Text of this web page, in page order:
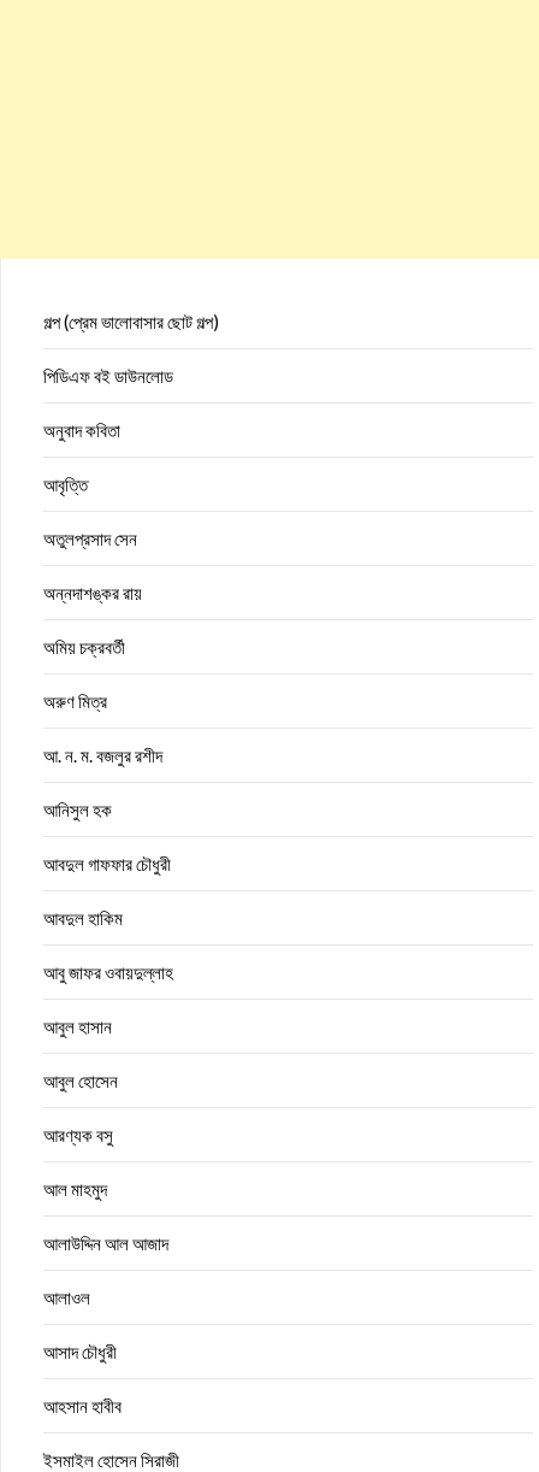
গল্প (প্রেম ভালোবাসার ছোট গল্প)
পিডিএফ বই ডাউনলোড
অনুবাদ কবিতা
আবৃত্তি
অতুলপ্রসাদ সেন
অন্নদাশঙ্কর রায়
অমিয় চক্রবর্তী
অরুণ মিত্র
আ. ন. ম. বজলুর রশীদ
আনিসুল হক
আবদুল গাফফার চৌধুরী
আবদুল হাকিম
আবু জাফর ওবায়দুল্লাহ
আবুল হাসান
আবুল হোসেন
আরণ্যক বসু
আল মাহমুদ
আলাউদ্দিন আল আজাদ
আলাওল
আসাদ চৌধুরী
আহসান হাবীব
ইসমাইল হোসেন সিরাজী